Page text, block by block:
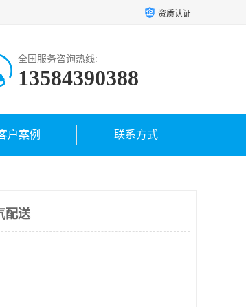
资质认证
全国服务咨询热线:
13584390388
户案例 联系方式
配送